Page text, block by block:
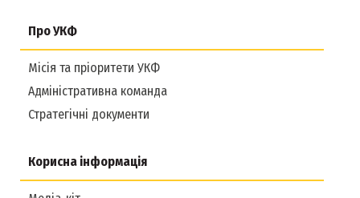
Про УКФ
Місія та пріоритети УКФ
Адміністративна команда
Стратегічні документи
Корисна інформація